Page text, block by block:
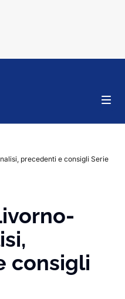
precedenti e consigli Serie
consigli